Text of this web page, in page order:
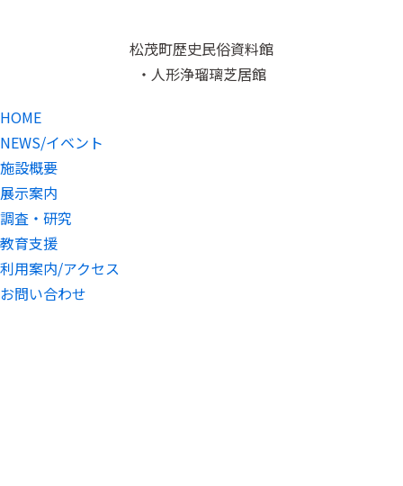
松茂町歴史民俗資料館
・人形浄瑠璃芝居館
HOME
NEWS/イベント
施設概要
展示案内
調査・研究
教育支援
利用案内/アクセス
お問い合わせ